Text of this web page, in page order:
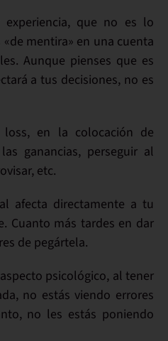
que no es lo
«de mentira» en una cuenta
Aunque pienses que es
a tus decisiones, no es
, en la colocación de
ganancias, perseguir al
etc.
afecta directamente a tu
Cuanto más tardes en dar
de pegártela.
aspecto psicológico, al tener
no estás viendo errores
no les estás poniendo